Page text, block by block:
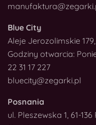
Blue City
Aleje Jerozolimskie
Godziny otwarcia:
22 31 17 227
bluecity@zegarki.pl
Posnania
ul. Pleszewska 1, 61-